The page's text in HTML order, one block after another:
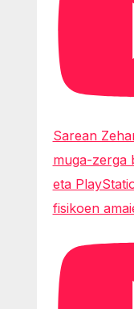
Sarean
muga-zerga
eta
fisikoen